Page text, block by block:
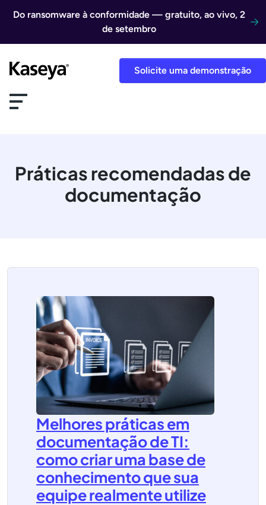
Do ransomware à conformidade — gratuito, ao vivo, 2
de setembro
Solicite uma demonstração
Práticas recomendadas de
documentação
Melhores práticas em
documentação de TI:
como criar uma base de
conhecimento que sua
equipe realmente utilize